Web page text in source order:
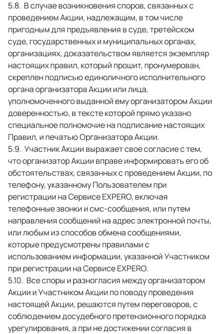
В случае возникновения споров, связанных с
проведением Акции, надлежащим, в том числе
пригодным для предъявления в суде, третейском
суде, государственных и муниципальных органах,
организациях, доказательством является экземпляр
настоящих правил, который прошит, пронумерован,
скреплен подписью единоличного исполнительного
органа организатора Акции или лица,
уполномоченного выданной ему организатором Акции
доверенностью, в тексте которой прямо указано
специальное полномочие на подписание настоящих
Правил, и печатью Организатора Акции.
Участник Акции выражает свое согласие с тем,
что организатор Акции вправе информировать его об
обстоятельствах, связанных с проведением Акции, по
телефону, указанному Пользователем при
регистрации на Сервисе EXPERO, включая
телефонные звонки и смс-сообщения, или путем
направления сообщений на адрес электронной почты,
или любым из способов обмена сообщениями,
которые предусмотрены правилами с
использованием информации, указанной Участником
при регистрации на Сервисе EXPERO.
Все споры и разногласия между организатором
Акции и Участником Акции по поводу проведения
настоящей Акции, решаются путем переговоров, с
соблюдением досудебного претензионного порядка
урегулирования, а при не достижении согласия в